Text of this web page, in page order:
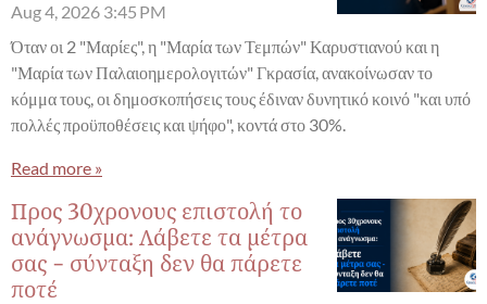
Aug 4, 2026 3:45 PM
Όταν οι 2 "Μαρίες", η "Μαρία των Τεμπών" Καρυστιανού και η
"Μαρία των Παλαιοημερολογιτών" Γκρασία, ανακοίνωσαν το
κόμμα τους, οι δημοσκοπήσεις τους έδιναν δυνητικό κοινό "και υπό
πολλές προϋποθέσεις και ψήφο", κοντά στο 30%.
Read more »
Προς 30χρονους επιστολή το
ανάγνωσμα: Λάβετε τα μέτρα
σας - σύνταξη δεν θα πάρετε
ποτέ